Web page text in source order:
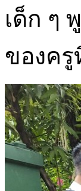
เด็ก ๆ
ของครู